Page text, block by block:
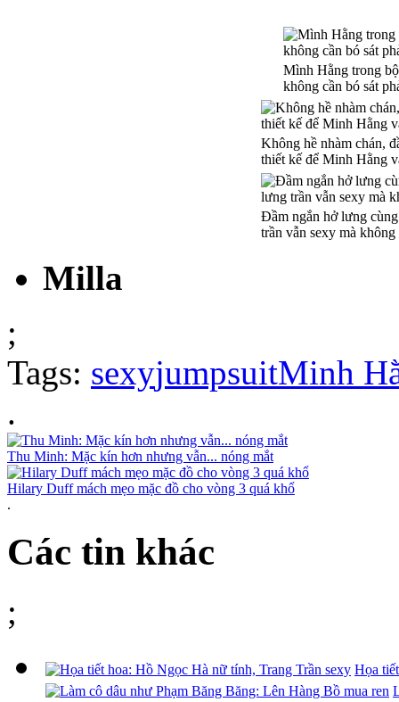
Mình Hằng trong
không cần bó sát
Không hề nhàm chán,
thiết kế để Minh Hằng
Đầm ngắn hở lưng
trần vẫn sexy mà không
Milla
;
Tags: sexyjumpsuitMinh
.
Thu Minh: Mặc kín hơn nhưng vẫn... nóng mắt
Hilary Duff mách mẹo mặc đồ cho vòng 3 quá khổ
.
Các tin khác
;
Họa